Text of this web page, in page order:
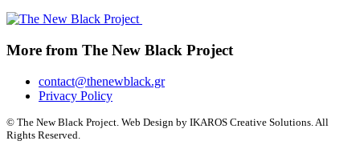
More from The New Black Project
contact@thenewblack.gr
Privacy Policy
© The New Black Project. Web Design by IKAROS Creative Solutions. All
Rights Reserved.